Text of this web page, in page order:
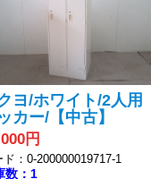
ヨ/ホワイト/2人用
カー/【中古】
円
ド：0-200000019717-1
数：1